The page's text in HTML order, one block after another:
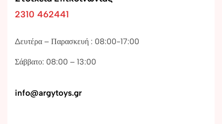
2310 462441
Δευτέρα – Παρασκευή : 08:00-17:00
Σάββατο: 08:00 – 13:00
info@argytoys.gr